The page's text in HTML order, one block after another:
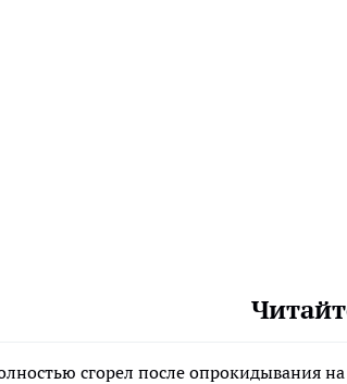
сгорел после опрокидывания